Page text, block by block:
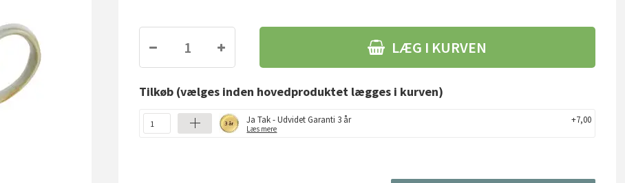
LÆG I KURVEN
Tilkøb (vælges inden hovedproduktet lægges i kurven)
Ja Tak - Udvidet Garanti 3 år
Læs mere
+7,00